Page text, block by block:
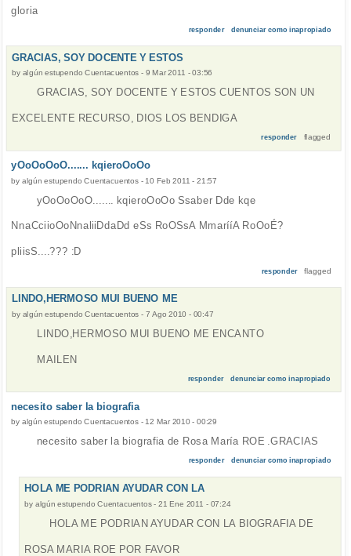
gloria
responder denunciar como inapropiado
GRACIAS, SOY DOCENTE Y ESTOS
by algún estupendo Cuentacuentos - 9 Mar 2011 - 03:56
GRACIAS, SOY DOCENTE Y ESTOS CUENTOS SON UN
EXCELENTE RECURSO, DIOS LOS BENDIGA
responder flagged
yOoOoOoO....... kqieroOoOo
by algún estupendo Cuentacuentos- 10 Feb 2011 - 21:57
yOoOoOoO....... kqieroOoOo Ssaber Dde kqe
NnaCciioOoNnaliiDdaDd eSs RoOSsA MmarííA RoOoÉ?
pliisS....??? :D
responder flagged
LINDO,HERMOSO MUI BUENO ME
by algún estupendo Cuentacuentos - 7 Ago 2010 - 00:47
LINDO,HERMOSO MUI BUENO ME ENCANTO
MAILEN
responder denunciar como inapropiado
necesito saber la biografia
by algún estupendo Cuentacuentos-12 Mar 2010 - 00:29
necesito saber la biografia de Rosa María ROE .GRACIAS
responder denunciar como inapropiado
HOLA ME PODRIAN AYUDAR CON LA
by algún estupendo Cuentacuentos-21 Ene 2011 - 07:24
HOLA ME PODRIAN AYUDAR CON LA BIOGRAFIA DE
ROSA MARIA ROE POR FAVOR